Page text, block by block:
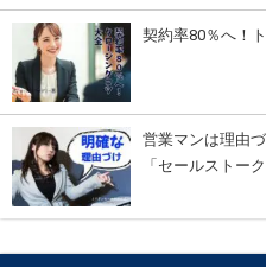
契約率80％へ！
営業マンは理由
「セールストー